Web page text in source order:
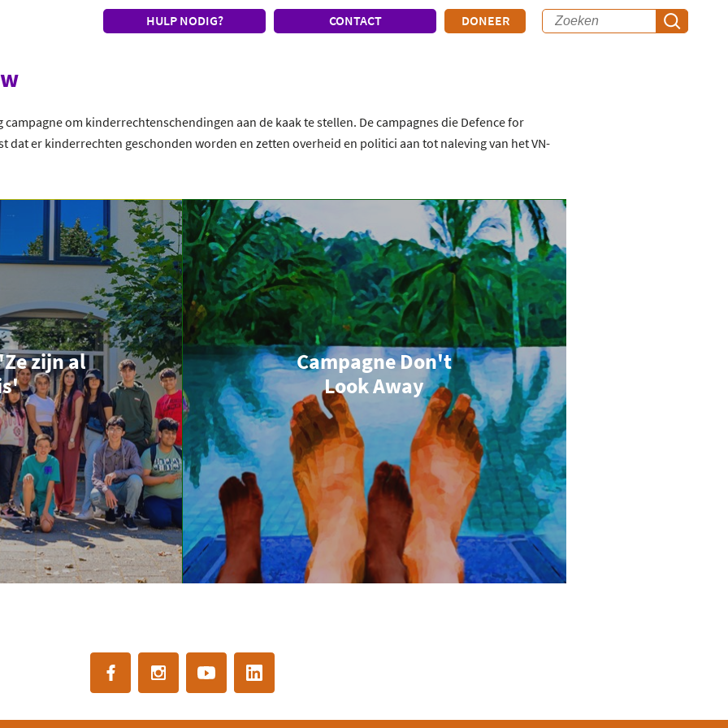
HULP NODIG? CONTACT DONEER
om kinderrechtenschendingen aan de kaak te stellen. De campagnes die Defence for
dat er kinderrechten geschonden worden en zetten overheid en politici aan tot naleving van het VN-
zijn al
Campagne Don't
Look Away